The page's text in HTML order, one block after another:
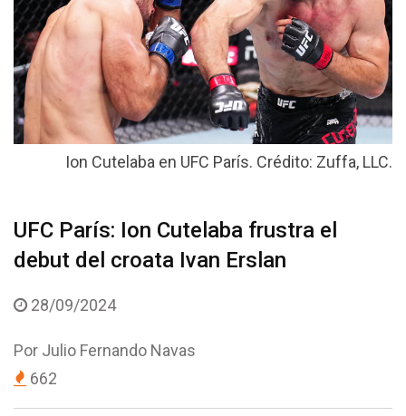
Ion Cutelaba en UFC París. Crédito: Zuffa, LLC.
UFC París: Ion Cutelaba frustra el
debut del croata Ivan Erslan
28/09/2024
Por Julio Fernando Navas
662